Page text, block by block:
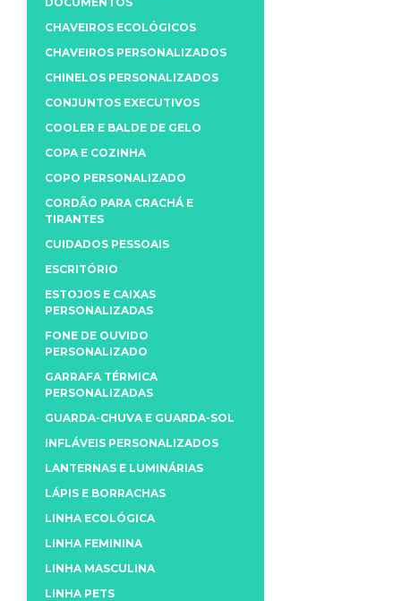
CHAVEIROS ECOLÓGICOS
CHAVEIROS PERSONALIZADOS
CHINELOS PERSONALIZADOS
CONJUNTOS EXECUTIVOS
COOLER E BALDE DE GELO
COPA E COZINHA
COPO PERSONALIZADO
CORDÃO PARA CRACHÁ E
TIRANTES
CUIDADOS PESSOAIS
ESCRITÓRIO
ESTOJOS E CAIXAS
PERSONALIZADAS
FONE DE OUVIDO
PERSONALIZADO
GARRAFA TÉRMICA
PERSONALIZADAS
GUARDA-CHUVA E GUARDA-SOL
INFLÁVEIS PERSONALIZADOS
LANTERNAS E LUMINÁRIAS
LÁPIS E BORRACHAS
LINHA ECOLÓGICA
LINHA FEMININA
LINHA MASCULINA
LINHA PETS